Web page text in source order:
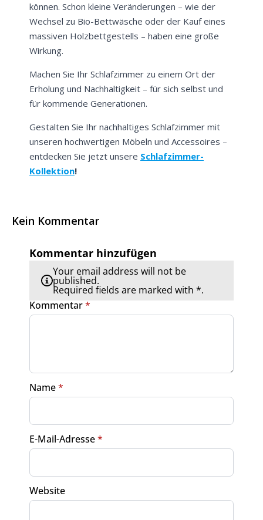
können. Schon kleine Veränderungen – wie der
Wechsel zu Bio-Bettwäsche oder der Kauf eines
massiven Holzbettgestells – haben eine große
Wirkung.
Machen Sie Ihr Schlafzimmer zu einem Ort der
Erholung und Nachhaltigkeit – für sich selbst und
für kommende Generationen.
Gestalten Sie Ihr nachhaltiges Schlafzimmer mit
unseren hochwertigen Möbeln und Accessoires –
entdecken Sie jetzt unsere Schlafzimmer-
Kollektion!
Kein Kommentar
Kommentar hinzufügen
Your email address will not be
published.
Required fields are marked with *.
Kommentar*
Name*
E-Mail-Adresse*
Website
Weitere Informationen darüber, wie wir Ihre Daten für
Marketingkommunikation verarbeiten. Lesen Sie unsere
Datenschutzrichtlinie.